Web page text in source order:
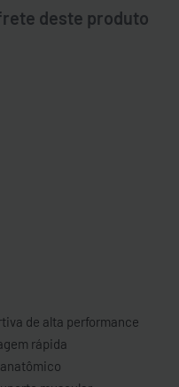
deste produto
de alta performance
rápida